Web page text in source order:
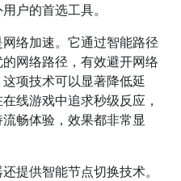
户的首选工具。
络加速。它通过智能路径
网络路径，有效避开网络
项技术可以显著降低延
线游戏中追求秒级反应，
畅体验，效果都非常显
提供智能节点切换技术。